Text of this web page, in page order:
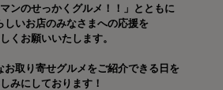
ンのせっかくグルメ！！」とともに
しいお店のみなさまへの応援を
くお願いいたします。
お取り寄せグルメをご紹介できる日を
みにしております！